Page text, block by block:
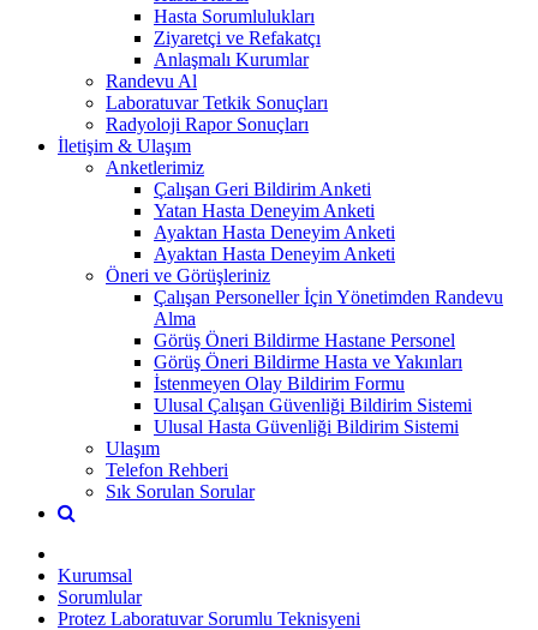
Hasta Sorumlulukları
Ziyaretçi ve Refakatçı
Anlaşmalı Kurumlar
Randevu Al
Laboratuvar Tetkik Sonuçları
Radyoloji Rapor Sonuçları
İletişim & Ulaşım
Anketlerimiz
Çalışan Geri Bildirim Anketi
Yatan Hasta Deneyim Anketi
Ayaktan Hasta Deneyim Anketi
Ayaktan Hasta Deneyim Anketi
Öneri ve Görüşleriniz
Çalışan Personeller İçin Yönetimden Randevu
Alma
Görüş Öneri Bildirme Hastane Personel
Görüş Öneri Bildirme Hasta ve Yakınları
İstenmeyen Olay Bildirim Formu
Ulusal Çalışan Güvenliği Bildirim Sistemi
Ulusal Hasta Güvenliği Bildirim Sistemi
Ulaşım
Telefon Rehberi
Sık Sorulan Sorular
Kurumsal
Sorumlular
Protez Laboratuvar Sorumlu Teknisyeni